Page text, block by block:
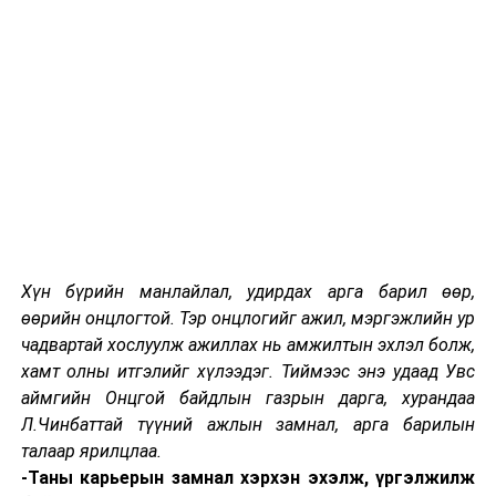
Нүүдэл суудал, байр сав, албан бланк, тамга тэмдэг
солих нь хэдэн арван тэрбум болно. Хэдэн сайд
цөөллөө гээд мөнгө хэмнэх биш илүү төлнө. Нэг
сайд цомхотгоход дагаад төрийн албан хаагчид ажил
төрөлгүй болно. Шүүхийн олон зуун хэрэг маргаан
үүснэ, татвар төлөгчдийн мөнгөөр хохирлыг нь
барагдуулна. Төсөв мөнгө, эд хөрөнгө, дунд нь
үрэгдэж завшигдах, тамга тэмдэг солигдох гэх
Хүн бүрийн манлайлал, удирдах арга барил өөр,
өөрийн онцлогтой. Тэр онцлогийг ажил, мэргэжлийн ур
чадвартай хослуулж ажиллах нь амжилтын эхлэл болж,
хамт олны итгэлийг хүлээдэг. Тиймээс энэ удаад Увс
аймгийн Онцгой байдлын газрын дарга, хурандаа
Л.Чинбаттай түүний ажлын замнал, арга барилын
талаар ярилцлаа.
-Таны карьерын замнал хэрхэн эхэлж, үргэлжилж